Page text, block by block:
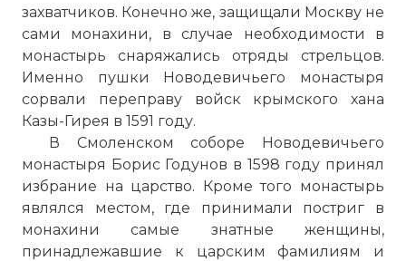
захватчиков. Конечно же, защищали Москву не
сами монахини, в случае необходимости в
монастырь снаряжались отряды стрельцов.
Именно пушки Новодевичьего монастыря
сорвали переправу войск крымского хана
Казы-Гирея в 1591 году.
В Смоленском соборе Новодевичьего
монастыря Борис Годунов в 1598 году принял
избрание на царство. Кроме того монастырь
являлся местом, где принимали постриг в
монахини самые знатные женщины,
принадлежавшие к царским фамилиям и